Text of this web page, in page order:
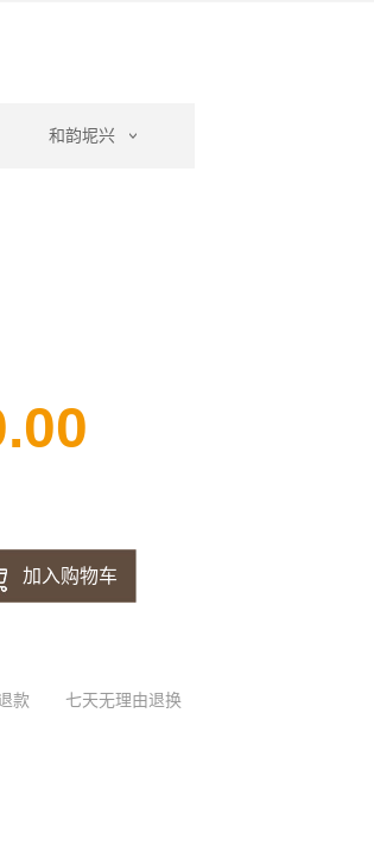
和韵坭兴
款 七天无理由退换